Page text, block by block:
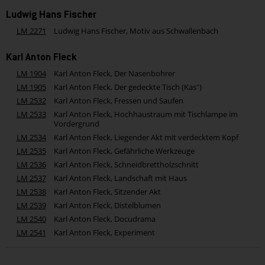
Ludwig Hans Fischer
LM 2271 Ludwig Hans Fischer, Motiv aus Schwallenbach
Karl Anton Fleck
LM 1904
Karl Anton Fleck, Der Nasenbohrer
LM 1905
Karl Anton Fleck, Der gedeckte Tisch (Kas")
LM 2532
Karl Anton Fleck, Fressen und Saufen
LM 2533
Karl Anton Fleck, Hochhaustraum mit Tischlampe im
Vordergrund
LM 2534
Karl Anton Fleck, Liegender Akt mit verdecktem Kopf
LM 2535
Karl Anton Fleck, Gefährliche Werkzeuge
LM 2536
Karl Anton Fleck, Schneidbrettholzschnitt
LM 2537
Karl Anton Fleck, Landschaft mit Haus
LM 2538
Karl Anton Fleck, Sitzender Akt
LM 2539
Karl Anton Fleck, Distelblumen
LM 2540
Karl Anton Fleck, Docudrama
LM 2541
Karl Anton Fleck, Experiment